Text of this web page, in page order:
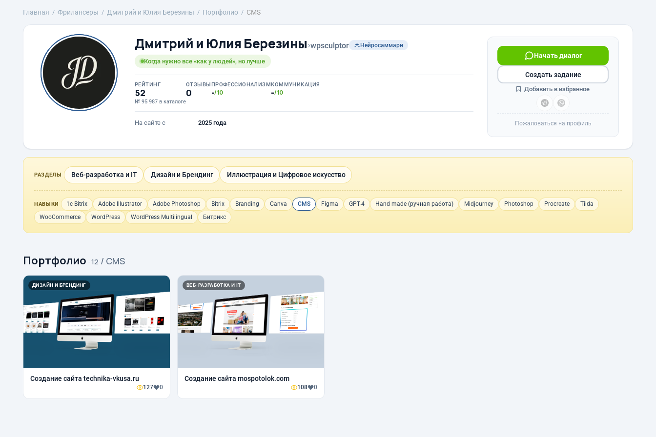
Главная Фрилансеры Дмитрий и Юлия Березины Портфолио CMS
Дмитрий и Юлия Березины›wpsculptor Нейросаммари
Когда нужно все «как у людей», но лучше
РЕЙТИНГ
52
№ 95 987 в каталоге
ОТЗЫВЫ
0
ПРОФЕССИОНАЛИЗМ
-/10
КОММУНИКАЦИЯ
-/10
На сайте с 2025 года
Начать диалог
Создать задание
Добавить в избранное
Пожаловаться на профиль
РАЗДЕЛЫ Веб-разработка и IT Дизайн и Брендинг Иллюстрация и Цифровое искусство
НАВЫКИ 1с Bitrix Adobe Illustrator Adobe Photoshop Bitrix Branding Canva CMS Figma GPT-4 Hand made (ручная работа) Midjourney Photoshop Procreate
Tilda
WooCommerce
WordPress WordPress Multilingual Битрикс
Портфолио · 12 / CMS
ДИЗАЙН И БРЕНДИНГ
Создание сайта technika-vkusa.ru
127 0
ВЕБ-РАЗРАБОТКА И IT
Создание сайта mospotolok.com
108 0